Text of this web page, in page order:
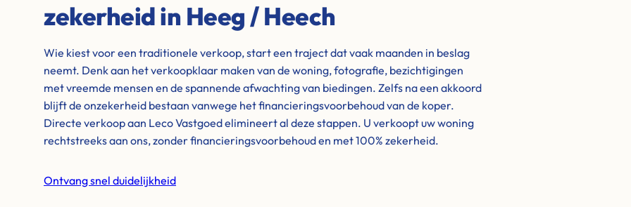
zekerheid in Heeg / Heech
Wie kiest voor een traditionele verkoop, start een traject dat vaak maanden in beslag
neemt. Denk aan het verkoopklaar maken van de woning, fotografie, bezichtigingen
met vreemde mensen en de spannende afwachting van biedingen. Zelfs na een akkoord
blijft de onzekerheid bestaan vanwege het financieringsvoorbehoud van de koper.
Directe verkoop aan Leco Vastgoed elimineert al deze stappen. U verkoopt uw woning
rechtstreeks aan ons, zonder financieringsvoorbehoud en met 100% zekerheid.
Ontvang snel duidelijkheid